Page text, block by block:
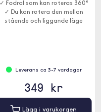
✓ Fodral som kan roteras 360°
✓ Du kan rotera den mellan
stående och liggande läge
Leverans ca 3-7 vardagar
349 kr
Lägg i varukorgen